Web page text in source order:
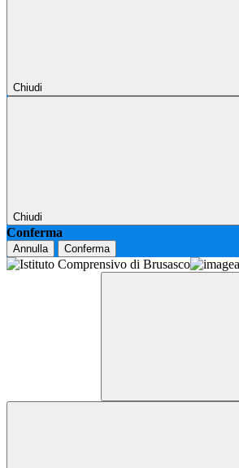
Chiudi
Chiudi
Conferma
Annulla Conferma